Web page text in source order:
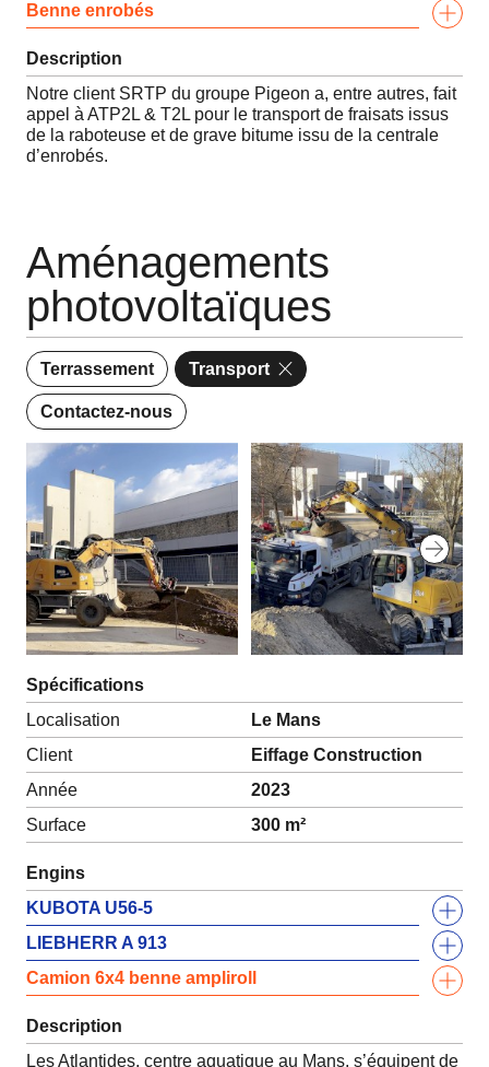
Description
Notre client SRTP du groupe Pigeon a, entre autres, fait
appel à ATP2L & T2L pour le transport de fraisats issus
de la raboteuse et de grave bitume issu de la centrale
d’enrobés.
Benne enrobés
Aménagements
photovoltaïques
Terrassement Transport
Contactez-nous
Description
Les Atlantides, centre aquatique au Mans, s’équipent de
Spécifications
Localisation
Le Mans
Client
Eiffage Construction
Année
2023
Surface
300 m²
Engins
KUBOTA U56-5
LIEBHERR A 913
Camion 6x4 benne ampliroll